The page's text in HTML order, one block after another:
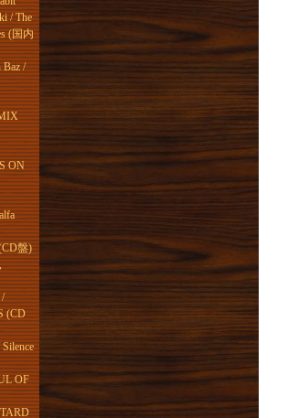
/ The
(国内
Baz /
ON
盤)
(CD
OF